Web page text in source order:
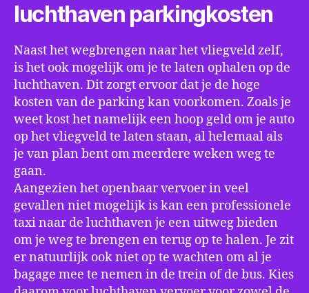
luchthaven parkingkosten
Naast het wegbrengen naar het vliegveld zelf,
is het ook mogelijk om je te laten ophalen op de
luchthaven. Dit zorgt ervoor dat je de hoge
kosten van de parking kan voorkomen. Zoals je
weet kost het namelijk een hoop geld om je auto
op het vliegveld te laten staan, al helemaal als
je van plan bent om meerdere weken weg te
gaan.
Aangezien het openbaar vervoer in veel
gevallen niet mogelijk is kan een professionele
taxi naar de luchthaven je een uitweg bieden
om je weg te brengen en terug op te halen. Je zit
er natuurlijk ook niet op te wachten om al je
bagage mee te nemen in de trein of de bus. Kies